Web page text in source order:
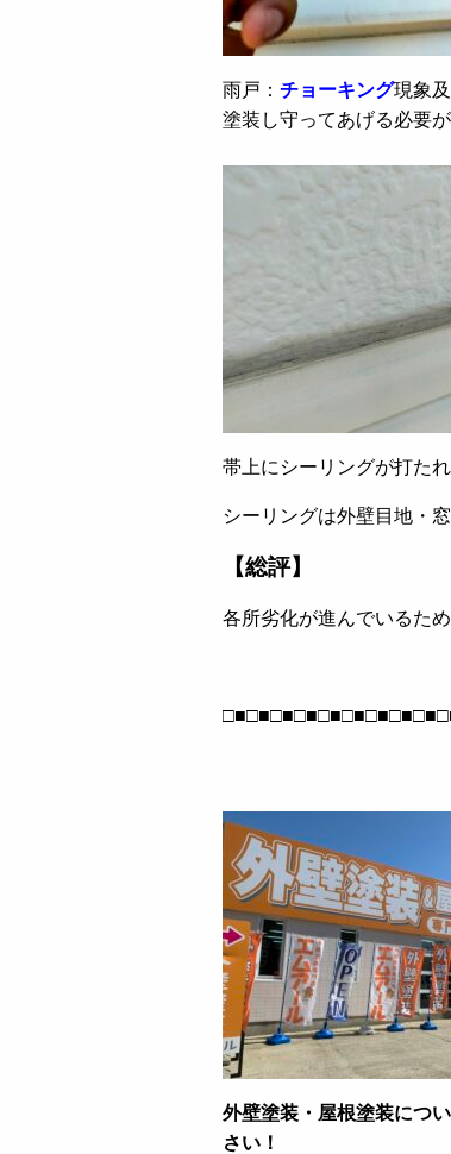
雨戸： チョーキング現象
塗装し守ってあげる必要が
帯上にシーリングが打た
シーリングは外壁目地・
【総評】
各所劣化が進んでいるた
外壁塗装・屋根塗装につ
さい！